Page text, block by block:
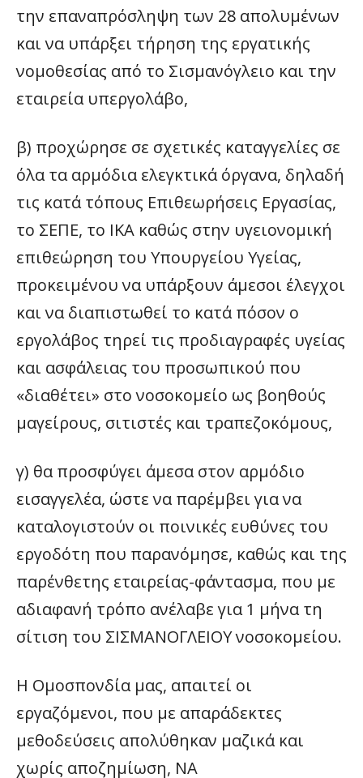
την επαναπρόσληψη των 28 απολυμένων
και να υπάρξει τήρηση της εργατικής
νομοθεσίας από το Σισμανόγλειο και την
εταιρεία υπεργολάβο,
β) προχώρησε σε σχετικές καταγγελίες σε
όλα τα αρμόδια ελεγκτικά όργανα, δηλαδή
τις κατά τόπους Επιθεωρήσεις Εργασίας,
το ΣΕΠΕ, το ΙΚΑ καθώς στην υγειονομική
επιθεώρηση του Υπουργείου Υγείας,
προκειμένου να υπάρξουν άμεσοι έλεγχοι
και να διαπιστωθεί το κατά πόσον ο
εργολάβος τηρεί τις προδιαγραφές υγείας
και ασφάλειας του προσωπικού που
«διαθέτει» στο νοσοκομείο ως βοηθούς
μαγείρους, σιτιστές και τραπεζοκόμους,
γ) θα προσφύγει άμεσα στον αρμόδιο
εισαγγελέα, ώστε να παρέμβει για να
καταλογιστούν οι ποινικές ευθύνες του
εργοδότη που παρανόμησε, καθώς και της
παρένθετης εταιρείας-φάντασμα, που με
αδιαφανή τρόπο ανέλαβε για 1 μήνα τη
σίτιση του ΣΙΣΜΑΝΟΓΛΕΙΟΥ νοσοκομείου.
Η Ομοσπονδία μας, απαιτεί οι
εργαζόμενοι, που με απαράδεκτες
μεθοδεύσεις απολύθηκαν μαζικά και
χωρίς αποζημίωση, ΝΑ